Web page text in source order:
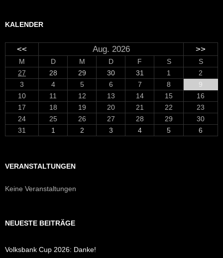
KALENDER
<< Aug. 2026 >>
M D M D F S
S
27
28 29 30 31 1
2
3
4 5 6 7 8
9
10
11 12 13 14 15
16
17
18 19 20 21 22
23
24
25 26 27 28 29
30
31
1 2 3 4 5 6
VERANSTALTUNGEN
Keine Veranstaltungen
NEUESTE BEITRÄGE
Volksbank Cup 2026: Danke!